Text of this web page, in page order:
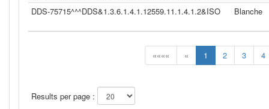
«««« « 1 2 3 4
Results per page :
DDS-75715^^^DDS&1.3.6.1.4.1.12559.11.1.4.1.2&ISO Blanche